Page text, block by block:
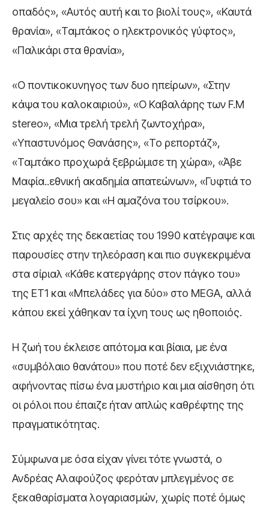
οπαδός», «Αυτός αυτή και το βιολί τους», «Καυτά
θρανία», «Ταμτάκος ο ηλεκτρονικός γύφτος»,
«Παλικάρι στα θρανία»,
«Ο ποντικοκυνηγος των δυο ηπείρων», «Στην
κάψα του καλοκαιριού», «Ο Καβαλάρης των F.M
stereo», «Μια τρελή τρελή ζωντοχήρα»,
«Υπαστυνόμος Θανάσης», «Το ρεπορτάζ»,
«Ταμτάκο προχωρά ξεβρώμισε τη χώρα», «Άβε
Μαφία..εθνική ακαδημία απατεώνων», «Γυφτιά το
μεγαλείο σου» και «Η αμαζόνα του τσίρκου».
Στις αρχές της δεκαετίας του 1990 κατέγραψε και
παρουσίες στην τηλεόραση και πιο συγκεκριμένα
στα σίριαλ «Κάθε κατεργάρης στον πάγκο του»
της ΕΤ1 και «Μπελάδες για δύο» στο MEGA, αλλά
κάπου εκεί χάθηκαν τα ίχνη τους ως ηθοποιός.
Η ζωή του έκλεισε απότομα και βίαια, με ένα
«συμβόλαιο θανάτου» που ποτέ δεν εξιχνιάστηκε,
αφήνοντας πίσω ένα μυστήριο και μια αίσθηση ότι
οι ρόλοι που έπαιζε ήταν απλώς καθρέφτης της
πραγματικότητας.
Σύμφωνα με όσα είχαν γίνει τότε γνωστά, ο
Ανδρέας Αλαφούζος φερόταν μπλεγμένος σε
ξεκαθαρίσματα λογαριασμών, χωρίς ποτέ όμως